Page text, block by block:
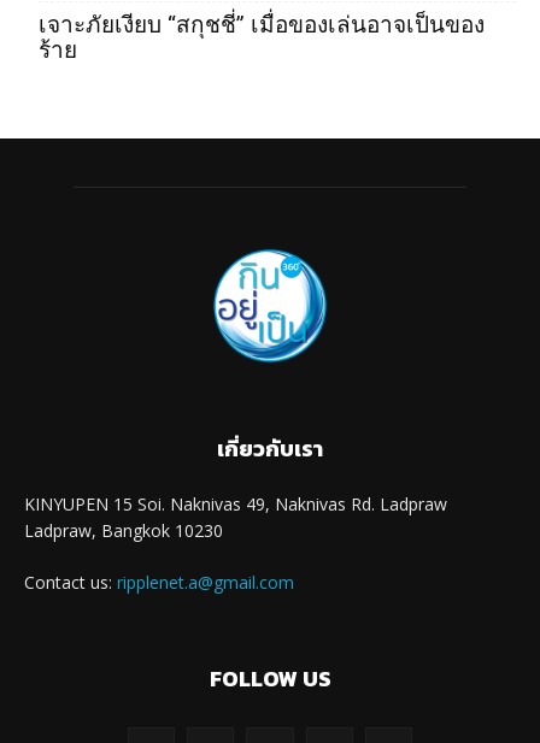
เจาะภัยเงียบ “สกุชชี่” เมื่อของเล่นอาจเป็นของ
ร้าย
เกี่ยวกับเรา
KINYUPEN 15 Soi. Naknivas 49, Naknivas Rd. Ladpraw
Ladpraw, Bangkok 10230
Contact us: ripplenet.a@gmail.com
FOLLOW US